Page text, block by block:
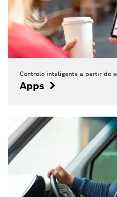
Controlo inteligente a partir do
Apps